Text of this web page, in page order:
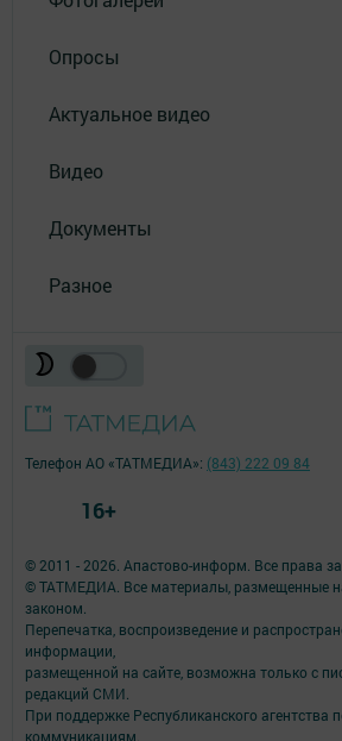
Опросы
Актуальное видео
Видео
Документы
Разное
© 2011 - 2026. Апастово-информ. Все права
© ТАТМЕДИА. Все материалы, размещенные
законом.
Перепечатка, воспроизведение и
информации,
размещенной на сайте, возможна только с
редакций СМИ.
При поддержке Республиканского агентства
коммуникациям.
Телефон АО «ТАТМЕДИА»: (843) 222 09 84
16+